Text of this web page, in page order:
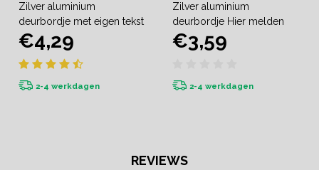
Zilver aluminium
deurbordje met eigen tekst
€4,29
2-4 werkdagen
Zilver aluminium
deurbordje Hier melden
€3,59
2-4 werkdagen
REVIEWS